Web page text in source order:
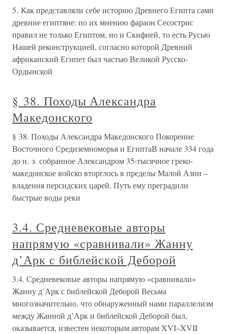
5. Как представляли себе историю Древнего Египта сами
древние египтяне: по их мнению фараон Сесострис
правил не только Египтом, но и Скифией, то есть Русью
Нашей реконструкцией, согласно которой Древний
африканский Египет был частью Великой Русско-
Ордынской
§ 38. Походы Александра
Македонского
§ 38. Походы Александра Македонского Покорение
Восточного Средиземноморья и ЕгиптаВ начале 334 года
до н. э. собранное Александром 35-тысячное греко-
македонское войско вторглось в пределы Малой Азии –
владения персидских царей. Путь ему преградили
быстрые воды реки
3.4. Средневековые авторы
напрямую «сравнивали» Жанну
д’Арк с библейской Деборой
3.4. Средневековые авторы напрямую «сравнивали»
Жанну д’Арк с библейской Деборой Весьма
многозначительно, что обнаруженный нами параллелизм
между Жанной д’Арк и библейской Деборой был,
оказывается, известен некоторым авторам XVI–XVII